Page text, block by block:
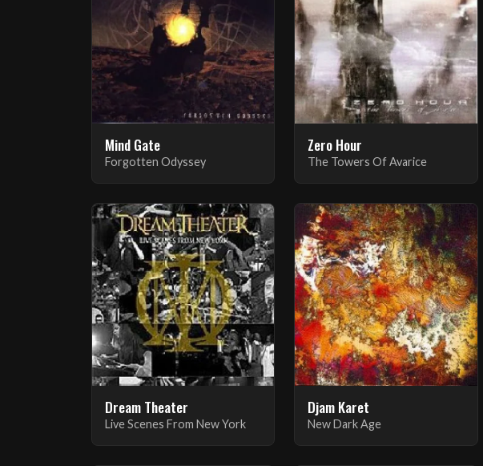
Mind Gate
Forgotten Odyssey
Zero Hour
The Towers Of Avarice
Dream Theater
Live Scenes From New York
Djam Karet
New Dark Age